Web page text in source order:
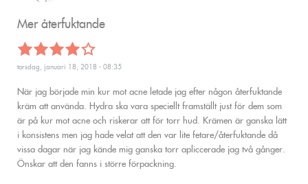
Mer återfuktande
torsdag, januari 18, 2018 - 08:35
När jag började min kur mot acne letade jag efter någon återfuktande
kräm att använda. Hydra ska vara speciellt framställt just för dem som
är på kur mot acne och riskerar att för torr hud. Krämen är ganska lätt
i konsistens men jag hade velat att den var lite fetare/återfuktande då
vissa dagar när jag kände mig ganska torr apliccerade jag två gånger.
Önskar att den fanns i större förpackning.